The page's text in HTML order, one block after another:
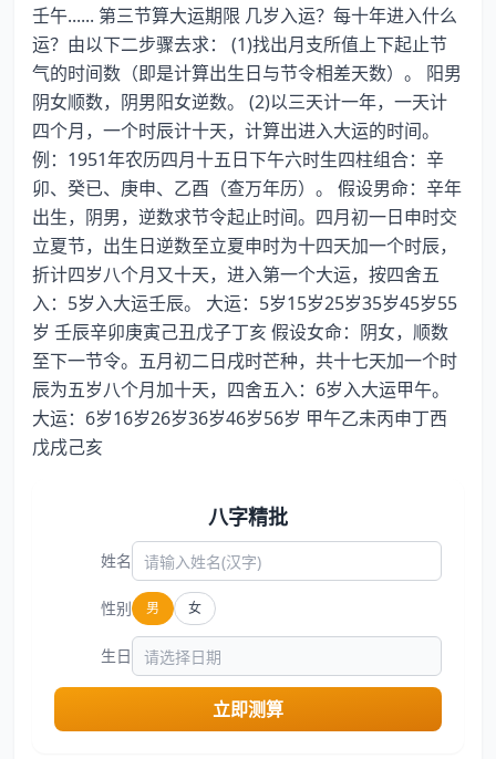
壬午...... 第三节算大运期限 几岁入运？每十年进入什么
运？由以下二步骤去求： (1)找出月支所值上下起止节
气的时间数（即是计算出生日与节令相差天数）。 阳男
阴女顺数，阴男阳女逆数。 (2)以三天计一年，一天计
四个月，一个时辰计十天，计算出进入大运的时间。
例：1951年农历四月十五日下午六时生四柱组合：辛
卯、癸已、庚申、乙酉（查万年历）。 假设男命：辛年
出生，阴男，逆数求节令起止时间。四月初一日申时交
立夏节，出生日逆数至立夏申时为十四天加一个时辰，
折计四岁八个月又十天，进入第一个大运，按四舍五
入：5岁入大运壬辰。 大运：5岁15岁25岁35岁45岁55
岁 壬辰辛卯庚寅己丑戊子丁亥 假设女命：阴女，顺数
至下一节令。五月初二日戌时芒种，共十七天加一个时
辰为五岁八个月加十天，四舍五入：6岁入大运甲午。
大运：6岁16岁26岁36岁46岁56岁 甲午乙未丙申丁西
戊戌己亥
八字精批
姓名
性别 男 女
生日
立即测算